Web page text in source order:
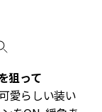
狙って
愛らしい装い